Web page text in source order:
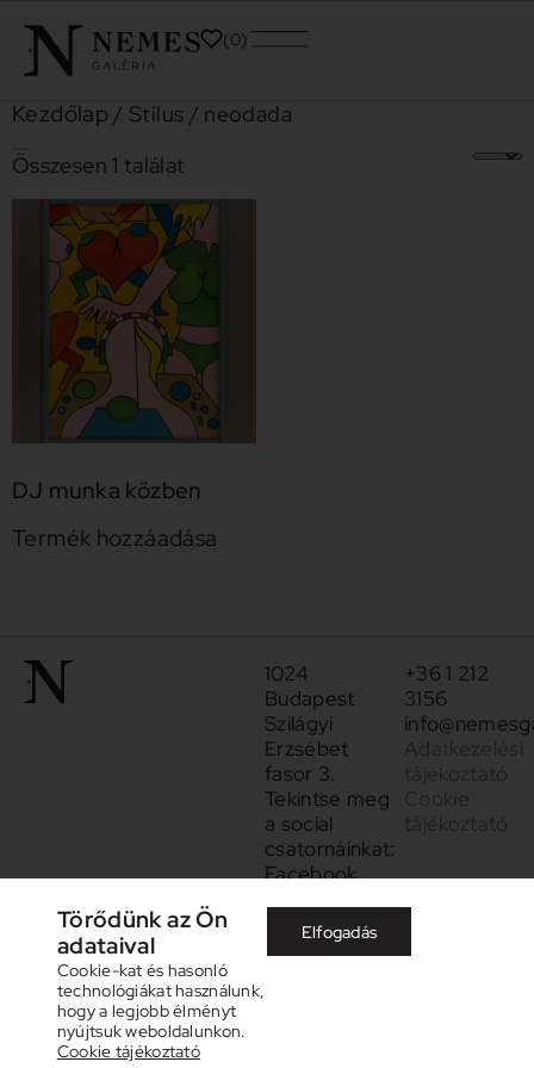
0
Kezdőlap / Stílus / neodada
Összesen 1 találat
DJ munka közben
Termék hozzáadása
1024
Budapest
Szilágyi
Erzsébet
fasor 3.
Tekintse meg
a social
csatornáinkat:
Facebook
+36 1 212
3156
Törődünk az Ön
adataival
Cookie-kat és hasonló
technológiákat használunk,
hogy a legjobb élményt
nyújtsuk weboldalunkon.
Cookie tájékoztató
Elfogadás